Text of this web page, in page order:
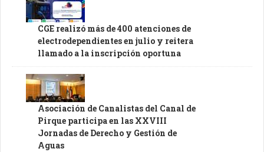
CGE realizó más de 400 atenciones de
electrodependientes en julio y reitera
llamado a la inscripción oportuna
Asociación de Canalistas del Canal de
Pirque participa en las XXVIII
Jornadas de Derecho y Gestión de
Aguas